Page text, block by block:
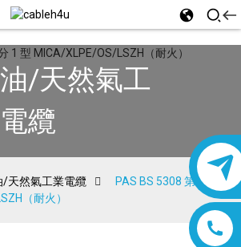
/天然氣工
纜
/天然氣工業電纜
PAS BS 5308 第 1 部分
（耐火）